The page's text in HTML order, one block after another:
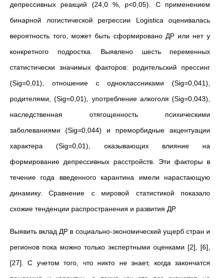
депрессивных реакций (24,0 %, р<0,05). С применением
бинарной логистической регрессии Logistica оценивалась
вероятность того, может быть сформировано ДР или нет у
конкретного подростка. Выявлено шесть переменных
статистически значимых факторов: родительский прессинг
(Sig=0,01), отношение с одноклассниками (Sig=0,041),
родителями, (Sig=0,01), употребление алкоголя (Sig=0,043),
наследственная отягощенность психическими
заболеваниями (Sig=0,044) и преморбидные акцентуации
характера (Sig=0,01), оказывающих влияние на
формирование депрессивных расстройств. Эти факторы в
течение года введенного карантина имели нарастающую
динамику. Сравнение с мировой статистикой показало
схожие тенденции распространения и развития ДР.
Выявить вклад ДР в социально-экономический ущерб стран и
регионов пока можно только экспертными оценками [2], [6],
[27]. С учетом того, что никто не знает, когда закончатся